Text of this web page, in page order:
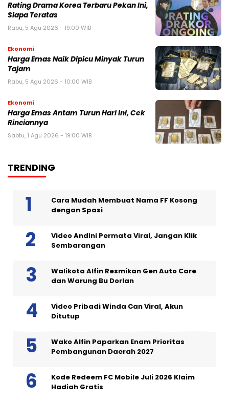
Rating Drama Korea Terbaru Pekan Ini,
Siapa Teratas
Rabu, 5 Agu 2026 - 19:00 WIB
Ekonomi
Harga Emas Naik Dipicu Minyak Turun
Tajam
Rabu, 5 Agu 2026 - 10:00 WIB
Ekonomi
Harga Emas Antam Turun Hari Ini, Cek
Rinciannya
Sabtu, 1 Agu 2026 - 19:00 WIB
TRENDING
Cara Mudah Membuat Nama FF Kosong
dengan Spasi
Video Andini Permata Viral, Jangan Klik
Sembarangan
Walikota Alfin Resmikan Gen Auto Care
dan Warung Bu Dorlan
Video Pribadi Winda Can Viral, Akun
Ditutup
Wako Alfin Paparkan Enam Prioritas
Pembangunan Daerah 2027
Kode Redeem FC Mobile Juli 2026 Klaim
Hadiah Gratis